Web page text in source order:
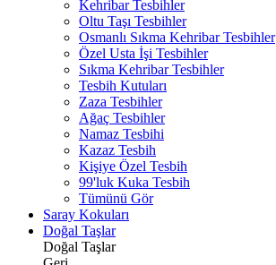
Kehribar Tesbihler
Oltu Taşı Tesbihler
Osmanlı Sıkma Kehribar Tesbihler
Özel Usta İşi Tesbihler
Sıkma Kehribar Tesbihler
Tesbih Kutuları
Zaza Tesbihler
Ağaç Tesbihler
Namaz Tesbihi
Kazaz Tesbih
Kişiye Özel Tesbih
99'luk Kuka Tesbih
Tümünü Gör
Saray Kokuları
Doğal Taşlar
Doğal Taşlar